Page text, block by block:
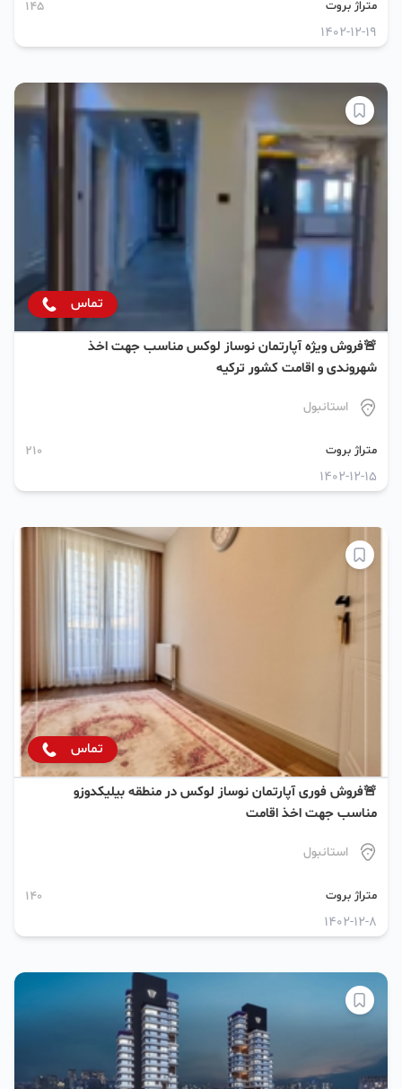
متراژ بروت 145
1402-12-19
تماس
🚨فروش ویژه آپارتمان نوساز لوکس مناسب جهت اخذ
شهروندی و اقامت کشور ترکیه
استانبول
متراژ بروت 210
1402-12-15
تماس
🚨فروش فوری آپارتمان نوساز لوکس در منطقه بیلیکدوزو
مناسب جهت اخذ اقامت
استانبول
متراژ بروت 140
1402-12-8